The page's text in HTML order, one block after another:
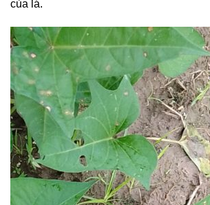
của lá.